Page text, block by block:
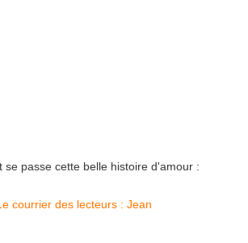
se passe cette belle histoire d'amour :